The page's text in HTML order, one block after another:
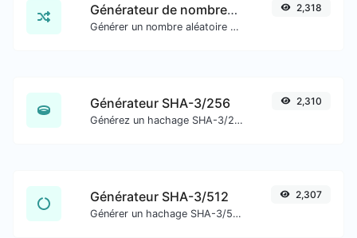
Générateur de nombres aléatoires
Générer un nombre aléatoire entre une plage donnée.
2,318
Générateur SHA-3/256
Générez un hachage SHA-3/256 pour toute entrée de chaîne.
2,310
Générateur SHA-3/512
Générer un hachage SHA-3/512 pour toute entrée de chaîne.
2,307